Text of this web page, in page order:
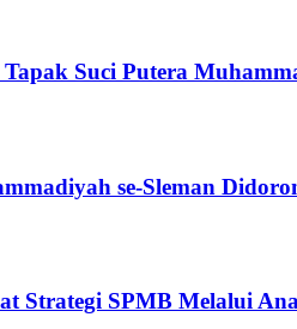
Suci Putera
se-Sleman
Strategi SPMB Melalui